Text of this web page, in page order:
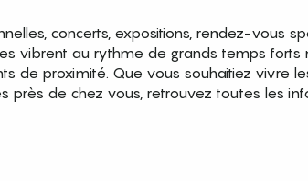
concerts, expositions, rendez-vous
vibrent au rythme de grands temps forts
de proximité. Que vous souhaitiez vivre
près de chez vous, retrouvez toutes les